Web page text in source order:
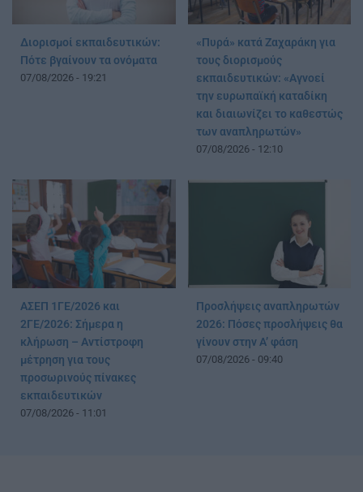
Διορισμοί εκπαιδευτικών:
Πότε βγαίνουν τα ονόματα
07/08/2026 - 19:21
«Πυρά» κατά Ζαχαράκη για
τους διορισμούς
εκπαιδευτικών: «Αγνοεί
την ευρωπαϊκή καταδίκη
και διαιωνίζει το καθεστώς
των αναπληρωτών»
07/08/2026 - 12:10
ΑΣΕΠ 1ΓΕ/2026 και
2ΓΕ/2026: Σήμερα η
κλήρωση – Αντίστροφη
μέτρηση για τους
προσωρινούς πίνακες
εκπαιδευτικών
07/08/2026 - 11:01
Προσλήψεις αναπληρωτών
2026: Πόσες προσλήψεις θα
γίνουν στην Α’ φάση
07/08/2026 - 09:40